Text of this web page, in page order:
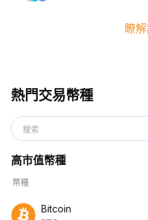
瞭
熱門交易幣種
搜索
高市值幣種
幣種
Bitcoin